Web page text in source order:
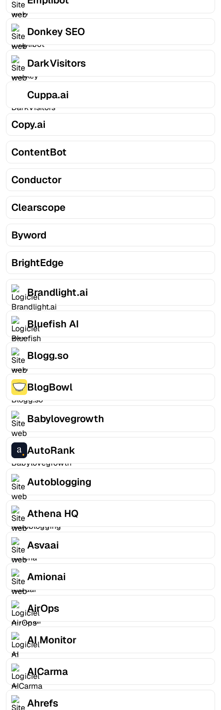
Donkey SEO
DarkVisitors
Cuppa.ai
Copy.ai
ContentBot
Conductor
Clearscope
Byword
BrightEdge
Brandlight.ai
Bluefish AI
Blogg.so
BlogBowl
Babylovegrowth
AutoRank
Autoblogging
Athena HQ
Asvaai
Amionai
AirOps
AI Monitor
AICarma
Ahrefs